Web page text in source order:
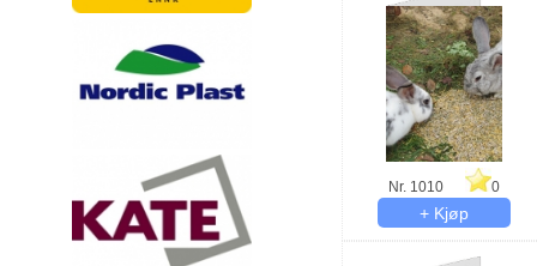
Nr. 1010 0